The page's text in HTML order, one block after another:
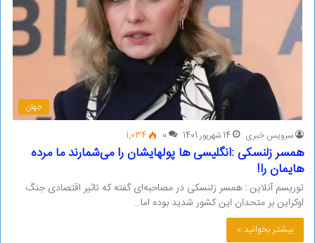
جهان
سرویس خبری 14 شهریور 1401 0
1,034
همسر زلنسکی :انگلیسی ها پولهایشان را می‌شمارند ما مرده
هایمان را!
توریسم آنلاین : همسر زلنسکی در مصاحبه‌ای گفته که تاثیر اقتصادی جنگ
اوکراین بر متحدان این کشور شدید بوده اما…
بیشتر بخوانید »